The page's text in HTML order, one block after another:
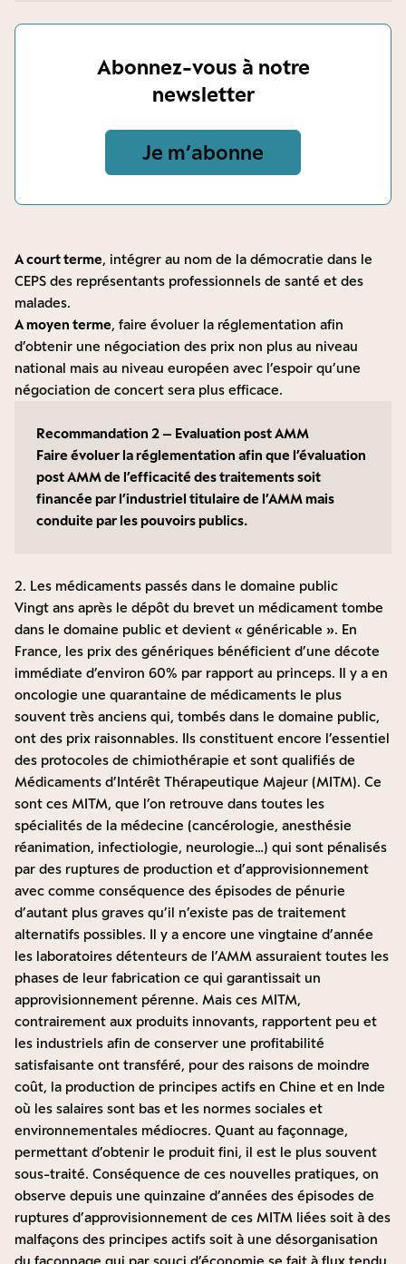
Abonnez-vous à notre
newsletter
Je m‘abonne
A court terme, intégrer au nom de la démocratie dans le
CEPS des représentants professionnels de santé et des
malades.
A moyen terme, faire évoluer la réglementation afin
d’obtenir une négociation des prix non plus au niveau
national mais au niveau européen avec l’espoir qu’une
négociation de concert sera plus efficace.
Recommandation 2 – Evaluation post AMM
Faire évoluer la réglementation afin que l’évaluation
post AMM de l’efficacité des traitements soit
financée par l’industriel titulaire de l’AMM mais
conduite par les pouvoirs publics.
2. Les médicaments passés dans le domaine public
Vingt ans après le dépôt du brevet un médicament tombe
dans le domaine public et devient « généricable ». En
France, les prix des génériques bénéficient d’une décote
immédiate d’environ 60% par rapport au princeps. Il y a en
oncologie une quarantaine de médicaments le plus
souvent très anciens qui, tombés dans le domaine public,
ont des prix raisonnables. Ils constituent encore l’essentiel
des protocoles de chimiothérapie et sont qualifiés de
Médicaments d’Intérêt Thérapeutique Majeur (MITM). Ce
sont ces MITM, que l’on retrouve dans toutes les
spécialités de la médecine (cancérologie, anesthésie
réanimation, infectiologie, neurologie…) qui sont pénalisés
par des ruptures de production et d’approvisionnement
avec comme conséquence des épisodes de pénurie
d’autant plus graves qu’il n’existe pas de traitement
alternatifs possibles. Il y a encore une vingtaine d’année
les laboratoires détenteurs de l’AMM assuraient toutes les
phases de leur fabrication ce qui garantissait un
approvisionnement pérenne. Mais ces MITM,
contrairement aux produits innovants, rapportent peu et
les industriels afin de conserver une profitabilité
satisfaisante ont transféré, pour des raisons de moindre
coût, la production de principes actifs en Chine et en Inde
où les salaires sont bas et les normes sociales et
environnementales médiocres. Quant au façonnage,
permettant d’obtenir le produit fini, il est le plus souvent
sous-traité. Conséquence de ces nouvelles pratiques, on
observe depuis une quinzaine d’années des épisodes de
ruptures d’approvisionnement de ces MITM liées soit à des
malfaçons des principes actifs soit à une désorganisation
du façonnage qui par souci d’économie se fait à flux tendu.